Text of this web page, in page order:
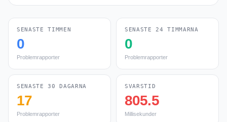
SENASTE TIMMEN
0
Problemrapporter
SENASTE 24 TIMMARNA
0
Problemrapporter
SENASTE 30 DAGARNA
17
Problemrapporter
SVARSTID
805.5
Millisekunder